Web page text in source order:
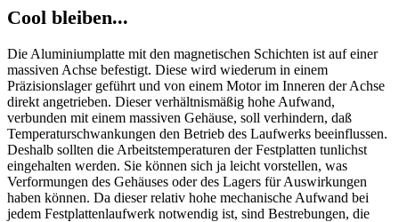
Cool bleiben...
Die Aluminiumplatte mit den magnetischen Schichten ist auf einer
massiven Achse befestigt. Diese wird wiederum in einem
Präzisionslager geführt und von einem Motor im Inneren der Achse
direkt angetrieben. Dieser verhältnismäßig hohe Aufwand,
verbunden mit einem massiven Gehäuse, soll verhindern, daß
Temperaturschwankungen den Betrieb des Laufwerks beeinflussen.
Deshalb sollten die Arbeitstemperaturen der Festplatten tunlichst
eingehalten werden. Sie können sich ja leicht vorstellen, was
Verformungen des Gehäuses oder des Lagers für Auswirkungen
haben können. Da dieser relativ hohe mechanische Aufwand bei
jedem Festplattenlaufwerk notwendig ist, sind Bestrebungen, die